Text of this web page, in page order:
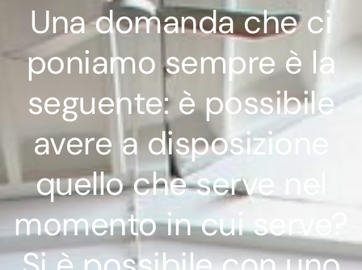
Una domanda che ci
poniamo sempre è la
seguente: è possibile
avere a disposizione
quello che serve nel
momento in cui serve?